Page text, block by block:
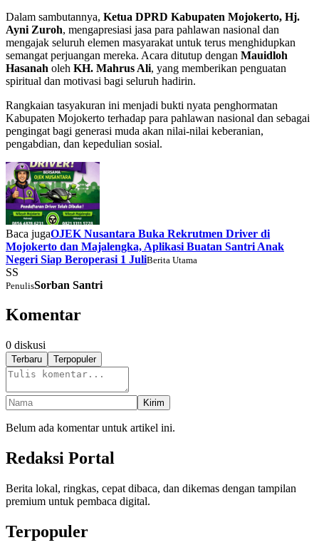
Dalam sambutannya, Ketua DPRD Kabupaten Mojokerto, Hj.
Ayni Zuroh, mengapresiasi jasa para pahlawan nasional dan
mengajak seluruh elemen masyarakat untuk terus menghidupkan
semangat perjuangan mereka. Acara ditutup dengan Mauidloh
Hasanah oleh KH. Mahrus Ali, yang memberikan penguatan
spiritual dan motivasi bagi seluruh hadirin.
Rangkaian tasyakuran ini menjadi bukti nyata penghormatan
Kabupaten Mojokerto terhadap para pahlawan nasional dan sebagai
pengingat bagi generasi muda akan nilai-nilai keberanian,
pengabdian, dan kepedulian sosial.
Baca jugaOJEK Nusantara Buka Rekrutmen Driver di
Mojokerto dan Majalengka, Aplikasi Buatan Santri Anak
Negeri Siap Beroperasi 1 JuliBerita Utama
SS
PenulisSorban Santri
Komentar
0 diskusi
Terbaru Terpopuler
Kirim
Belum ada komentar untuk artikel ini.
Redaksi Portal
Berita lokal, ringkas, cepat dibaca, dan dikemas dengan tampilan
premium untuk pembaca digital.
Terpopuler